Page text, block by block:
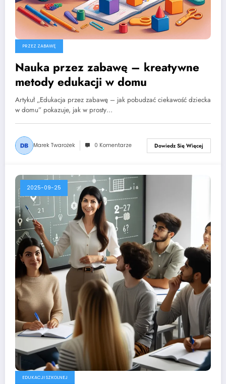
PRZEZ ZABAWĘ
Nauka przez zabawę – kreatywne
metody edukacji w domu
Artykuł „Edukacja przez zabawę – jak pobudzać ciekawość dziecka
w domu” pokazuje, jak w prosty…
Marek Twarożek 0 Komentarze Dowiedz Się Więcej
2025-09-25
EDUKACJI SZKOLNEJ